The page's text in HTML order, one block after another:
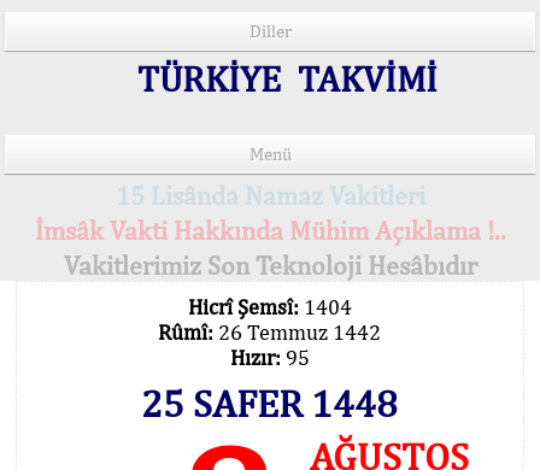
Diller
TÜRKİYE TAKVİMİ
Menü
15 Lisânda Namaz Vakitleri
İmsâk Vakti Hakkında Mühim Açıklama !..
Vakitlerimiz Son Teknoloji Hesâbıdır
Hicrî Şemsî: 1404
Rûmî: 26 Temmuz 1442
Hızır: 95
25 SAFER 1448
AĞUSTOS